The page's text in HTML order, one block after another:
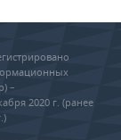
–
2020 г. (ранее